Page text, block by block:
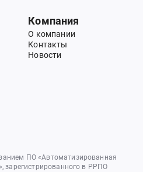
Компания
О компании
Контакты
Новости
ПО «Автоматизированная
зарегистрированного в РРПО